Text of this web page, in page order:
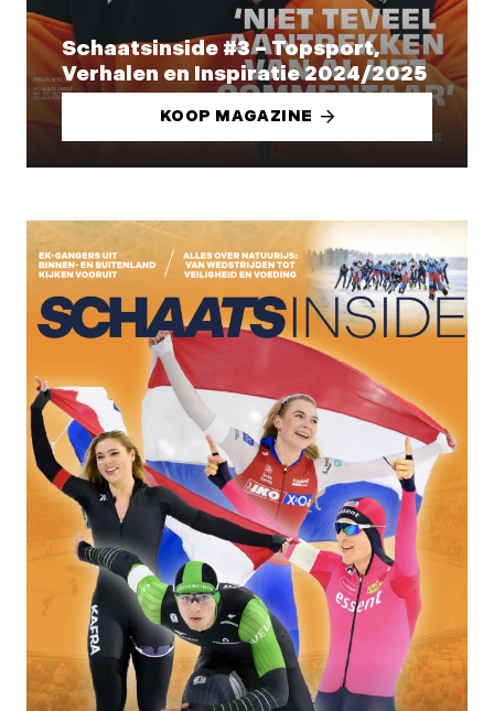
Schaatsinside #3 – Topsport,
Verhalen en Inspiratie 2024/2025
KOOP MAGAZINE